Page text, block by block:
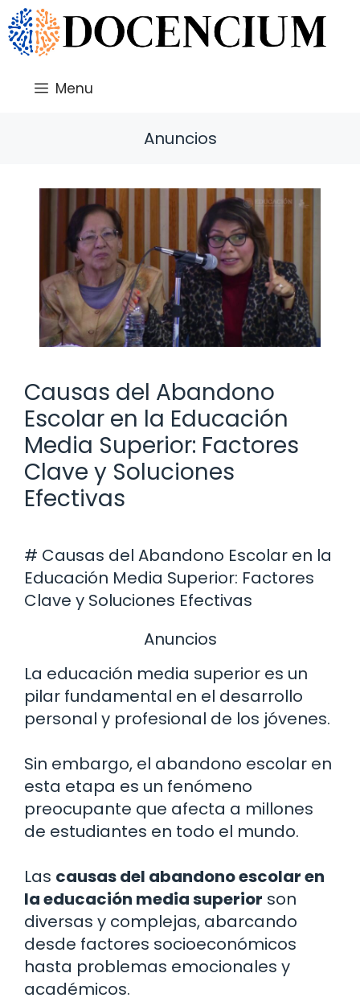
Saltar
al
contenido
Menu
Anuncios
Causas del Abandono
Escolar en la Educación
Media Superior: Factores
Clave y Soluciones
Efectivas
# Causas del Abandono Escolar en la
Educación Media Superior: Factores
Clave y Soluciones Efectivas
Anuncios
La educación media superior es un
pilar fundamental en el desarrollo
personal y profesional de los jóvenes.
Sin embargo, el abandono escolar en
esta etapa es un fenómeno
preocupante que afecta a millones
de estudiantes en todo el mundo.
Las causas del abandono escolar en
la educación media superior son
diversas y complejas, abarcando
desde factores socioeconómicos
hasta problemas emocionales y
académicos.